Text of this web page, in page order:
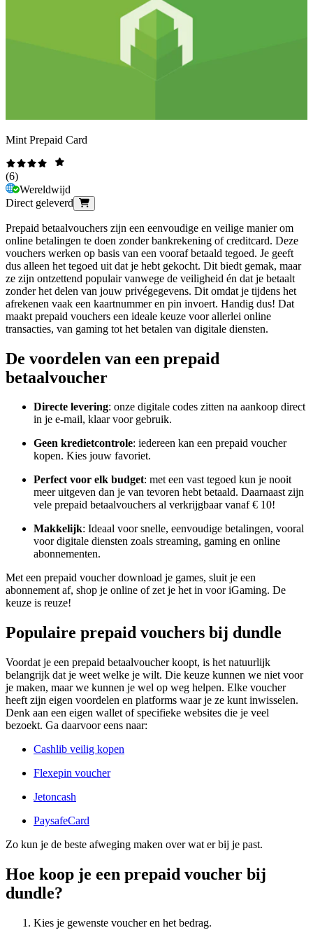
Mint Prepaid Card
(6)
Wereldwijd
Direct geleverd
Prepaid betaalvouchers zijn een eenvoudige en veilige manier om
online betalingen te doen zonder bankrekening of creditcard. Deze
vouchers werken op basis van een vooraf betaald tegoed. Je geeft
dus alleen het tegoed uit dat je hebt gekocht. Dit biedt gemak, maar
ze zijn ontzettend populair vanwege de veiligheid én dat je betaalt
zonder het delen van jouw privégegevens. Dit omdat je tijdens het
afrekenen vaak een kaartnummer en pin invoert. Handig dus! Dat
maakt prepaid vouchers een ideale keuze voor allerlei online
transacties, van gaming tot het betalen van digitale diensten.
De voordelen van een prepaid
betaalvoucher
Directe levering: onze digitale codes zitten na aankoop direct
in je e-mail, klaar voor gebruik.
Geen kredietcontrole: iedereen kan een prepaid voucher
kopen. Kies jouw favoriet.
Perfect voor elk budget: met een vast tegoed kun je nooit
meer uitgeven dan je van tevoren hebt betaald. Daarnaast zijn
vele prepaid betaalvouchers al verkrijgbaar vanaf € 10!
Makkelijk: Ideaal voor snelle, eenvoudige betalingen, vooral
voor digitale diensten zoals streaming, gaming en online
abonnementen.
Met een prepaid voucher download je games, sluit je een
abonnement af, shop je online of zet je het in voor iGaming. De
keuze is reuze!
Populaire prepaid vouchers bij dundle
Voordat je een prepaid betaalvoucher koopt, is het natuurlijk
belangrijk dat je weet welke je wilt. Die keuze kunnen we niet voor
je maken, maar we kunnen je wel op weg helpen. Elke voucher
heeft zijn eigen voordelen en platforms waar je ze kunt inwisselen.
Denk aan een eigen wallet of specifieke websites die je veel
bezoekt. Ga daarvoor eens naar:
Cashlib veilig kopen
Flexepin voucher
Jetoncash
PaysafeCard
Zo kun je de beste afweging maken over wat er bij je past.
Hoe koop je een prepaid voucher bij
dundle?
Kies je gewenste voucher en het bedrag.